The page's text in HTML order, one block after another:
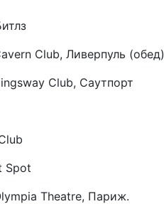
Club, Ливерпуль (обед)
Club, Саутпорт
Spot
Theatre, Париж.